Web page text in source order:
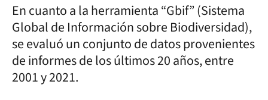
En cuanto a la herramienta “Gbif” (Sistema
Global de Información sobre Biodiversidad),
se evaluó un conjunto de datos provenientes
de informes de los últimos 20 años, entre
2001 y 2021.